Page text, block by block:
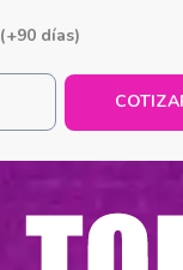
(+90 días)